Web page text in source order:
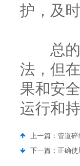
护，及
总的
法，但
果和安
运行和
上一篇： 管道碎
下一篇： 正确使